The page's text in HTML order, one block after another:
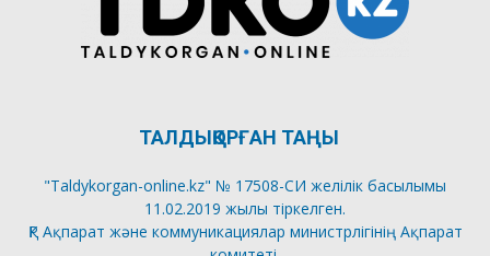
ТАЛДЫҚОРҒАН ТАҢЫ
"Taldykorgan-online.kz" № 17508-СИ желілік басылымы
11.02.2019 жылы тіркелген.
ҚР Ақпарат және коммуникациялар министрлігінің Ақпарат